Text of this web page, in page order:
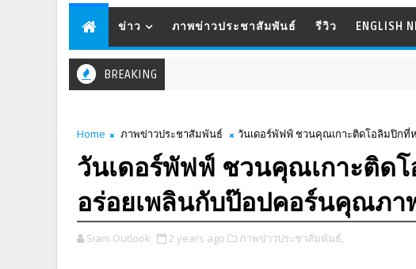
ข่าว ภาพข่าวประชาสัมพันธ์ รีวิว ENGLISH
BREAKING
Home ภาพข่าวประชาสัมพันธ์ วันเดอร์พัฟฟ์ ชวนคุณเกาะติดโอลิมปิก
วันเดอร์พัฟฟ์ ชวนคุณเกาะติด
อร่อยเพลินกับป๊อปคอร์นคุณภา
Siam Outlook 2 years ago ภาพข่าวประชาสัมพันธ์,